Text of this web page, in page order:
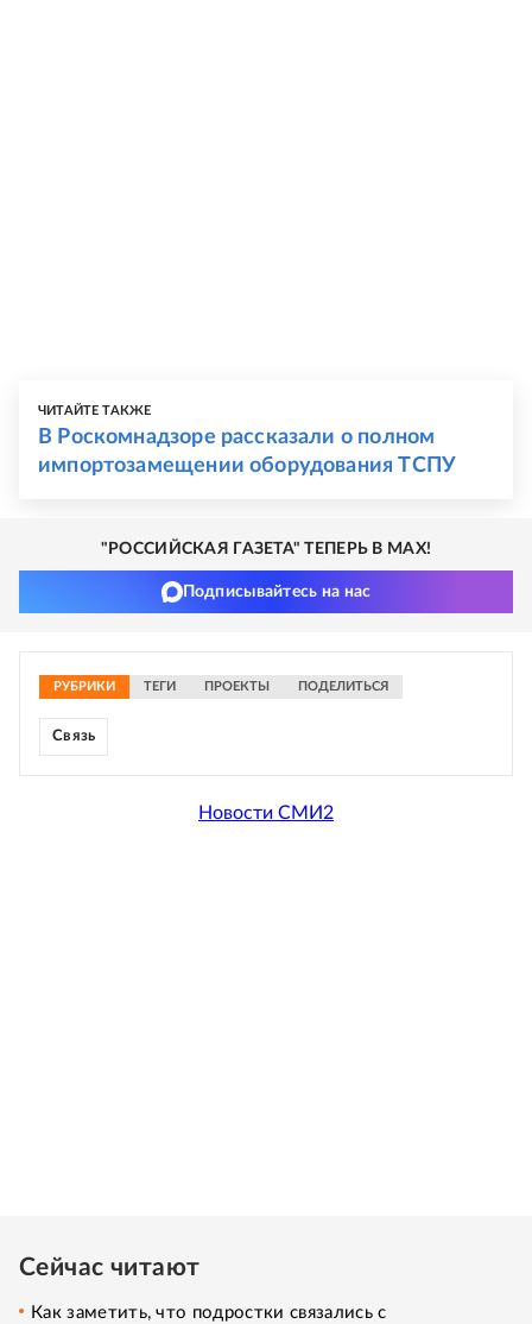
ЧИТАЙТЕ ТАКЖЕ
В Роскомнадзоре рассказали о полном
импортозамещении оборудования ТСПУ
"РОССИЙСКАЯ ГАЗЕТА" ТЕПЕРЬ В MAX!
Подписывайтесь на нас
РУБРИКИ ТЕГИ ПРОЕКТЫ ПОДЕЛИТЬСЯ
Связь
Новости СМИ2
Сейчас читают
Как заметить, что подростки связались с